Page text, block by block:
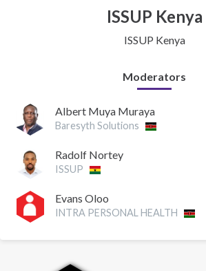
ISSUP Kenya
ISSUP Kenya
Moderators
Albert Muya Muraya
Baresyth Solutions
Radolf Nortey
ISSUP
Evans Oloo
INTRA PERSONAL HEALTH